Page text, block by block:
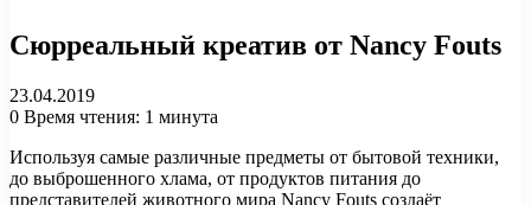
Сюрреальный креатив от Nancy Fouts
23.04.2019
0 Время чтения: 1 минута
Используя самые различные предметы от бытовой техники,
до выброшенного хлама, от продуктов питания до
представителей животного мира Nancy Fouts создаёт